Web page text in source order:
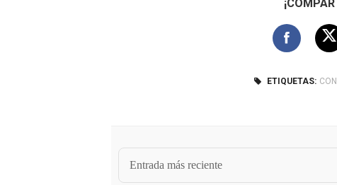
ETIQUETAS:
Entrada más reciente